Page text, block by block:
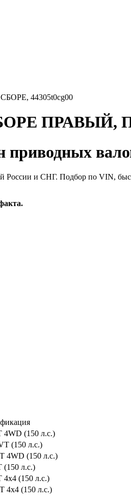
44305t0cg00
ПРАВЫЙ,
России и СНГ. Подбор по VIN,
4WD (150 л.с.)
(150 л.с.)
4WD (150 л.с.)
(150 л.с.)
4x4 (150 л.с.)
4x4 (150 л.с.)